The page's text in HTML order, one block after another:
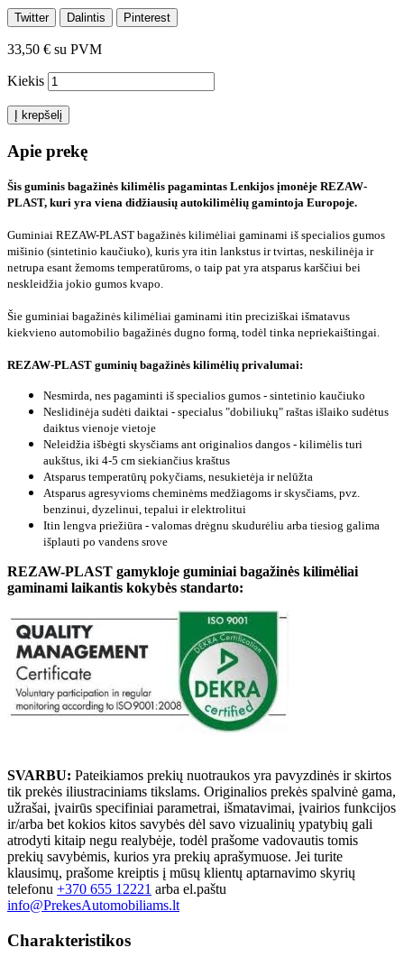
Twitter Dalintis Pinterest
33,50 € su PVM
Kiekis
Į krepšelį
Apie prekę
Šis guminis bagažinės kilimėlis pagamintas Lenkijos įmonėje REZAW-
PLAST, kuri yra viena didžiausių autokilimėlių gamintoja Europoje.
Guminiai REZAW-PLAST bagažinės kilimėliai gaminami iš specialios gumos
mišinio (sintetinio kaučiuko), kuris yra itin lankstus ir tvirtas, neskilinėja ir
netrupa esant žemoms temperatūroms, o taip pat yra atsparus karščiui bei
neskleidžia jokio gumos kvapo.
Šie guminiai bagažinės kilimėliai gaminami itin preciziškai išmatavus
kiekvieno automobilio bagažinės dugno formą, todėl tinka nepriekaištingai.
REZAW-PLAST guminių bagažinės kilimėlių privalumai:
Nesmirda, nes pagaminti iš specialios gumos - sintetinio kaučiuko
Neslidinėja sudėti daiktai - specialus "dobiliukų" raštas išlaiko sudėtus
daiktus vienoje vietoje
Neleidžia išbėgti skysčiams ant originalios dangos - kilimėlis turi
aukštus, iki 4-5 cm siekiančius kraštus
Atsparus temperatūrų pokyčiams, nesukietėja ir nelūžta
Atsparus agresyvioms cheminėms medžiagoms ir skysčiams, pvz.
benzinui, dyzelinui, tepalui ir elektrolitui
Itin lengva priežiūra - valomas drėgnu skudurėliu arba tiesiog galima
išplauti po vandens srove
REZAW-PLAST gamykloje guminiai bagažinės kilimėliai
gaminami laikantis kokybės standarto:
SVARBU: Pateikiamos prekių nuotraukos yra pavyzdinės ir skirtos
tik prekės iliustraciniams tikslams. Originalios prekės spalvinė gama,
užrašai, įvairūs specifiniai parametrai, išmatavimai, įvairios funkcijos
ir/arba bet kokios kitos savybės dėl savo vizualinių ypatybių gali
atrodyti kitaip negu realybėje, todėl prašome vadovautis tomis
prekių savybėmis, kurios yra prekių aprašymuose. Jei turite
klausimų, prašome kreiptis į mūsų klientų aptarnavimo skyrių
telefonu +370 655 12221 arba el.paštu
info@PrekesAutomobiliams.lt
Charakteristikos